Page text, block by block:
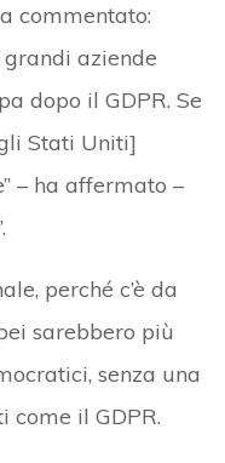
commentato:
aziende
dopo il GDPR. Se
Stati Uniti]
– ha affermato –
perché c’è da
sarebbero più
senza una
come il GDPR.